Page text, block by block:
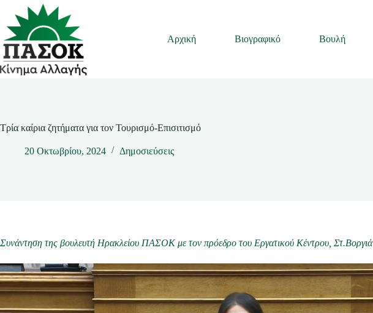
Μετάβαση
περιεχόμενο
Αρχική Βιογραφικό Βουλή
Τρία καίρια ζητήματα για τον Τουρισμό-Επισιτισμό
20 Οκτωβρίου, 2024 Δημοσιεύσεις
Συνάντηση της βουλευτή Ηρακλείου ΠΑΣΟΚ με τον πρόεδρο του Εργατικού Κέντρου, Στ.Βοργιά